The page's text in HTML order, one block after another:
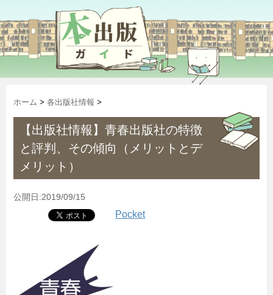
ホーム > 各出版社情報 >
【出版社情報】青春出版社の特徴
と評判、その傾向（メリットとデ
メリット）
公開日:2019/09/15
Pocket